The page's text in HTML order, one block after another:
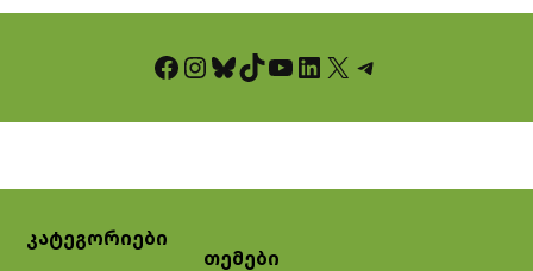
Facebook InstagramBluesky TikTok YouTube LinkedIn X Telegram
კატეგორიები
თემები